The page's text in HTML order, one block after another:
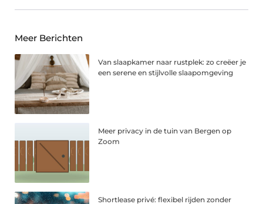
Meer Berichten
Van slaapkamer naar rustplek: zo creëer je
een serene en stijlvolle slaapomgeving
Meer privacy in de tuin van Bergen op
Zoom
Shortlease privé: flexibel rijden zonder